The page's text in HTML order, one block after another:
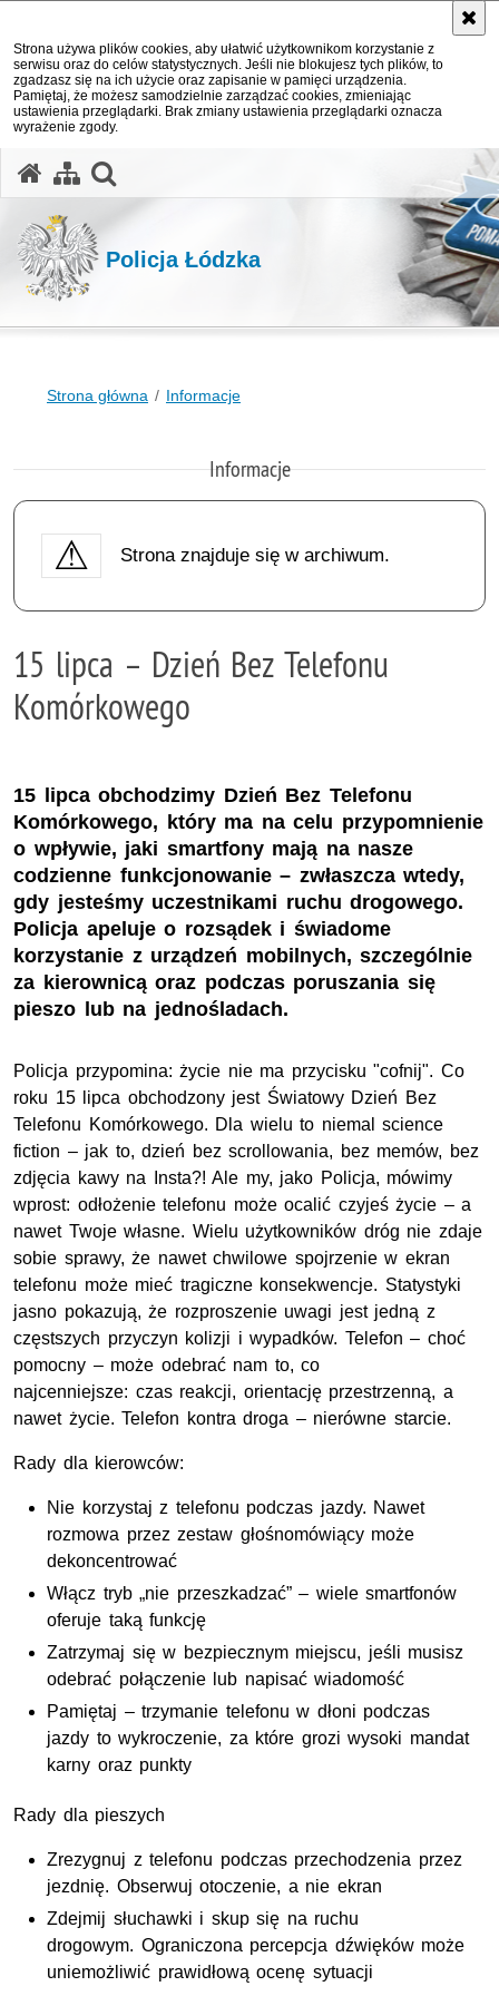
Strona używa plików cookies, aby ułatwić użytkownikom korzystanie z
serwisu oraz do celów statystycznych. Jeśli nie blokujesz tych plików, to
zgadzasz się na ich użycie oraz zapisanie w pamięci urządzenia.
Pamiętaj, że możesz samodzielnie zarządzać cookies, zmieniając
ustawienia przeglądarki. Brak zmiany ustawienia przeglądarki oznacza
wyrażenie zgody.
Policja Łódzka
Strona główna Informacje
Informacje
Strona znajduje się w archiwum.
15 lipca – Dzień Bez Telefonu
Komórkowego
15 lipca obchodzimy Dzień Bez Telefonu
Komórkowego, który ma na celu przypomnienie
o wpływie, jaki smartfony mają na nasze
codzienne funkcjonowanie – zwłaszcza wtedy,
gdy jesteśmy uczestnikami ruchu drogowego.
Policja apeluje o rozsądek i świadome
korzystanie z urządzeń mobilnych, szczególnie
za kierownicą oraz podczas poruszania się
pieszo lub na jednośladach.
Policja przypomina: życie nie ma przycisku "cofnij". Co
roku 15 lipca obchodzony jest Światowy Dzień Bez
Telefonu Komórkowego. Dla wielu to niemal science
fiction – jak to, dzień bez scrollowania, bez memów, bez
zdjęcia kawy na Insta?! Ale my, jako Policja, mówimy
wprost: odłożenie telefonu może ocalić czyjeś życie – a
nawet Twoje własne. Wielu użytkowników dróg nie zdaje
sobie sprawy, że nawet chwilowe spojrzenie w ekran
telefonu może mieć tragiczne konsekwencje. Statystyki
jasno pokazują, że rozproszenie uwagi jest jedną z
częstszych przyczyn kolizji i wypadków. Telefon – choć
pomocny – może odebrać nam to, co
najcenniejsze: czas reakcji, orientację przestrzenną, a
nawet życie. Telefon kontra droga – nierówne starcie.
Rady dla kierowców:
Nie korzystaj z telefonu podczas jazdy. Nawet
rozmowa przez zestaw głośnomówiący może
dekoncentrować
Włącz tryb „nie przeszkadzać” – wiele smartfonów
oferuje taką funkcję
Zatrzymaj się w bezpiecznym miejscu, jeśli musisz
odebrać połączenie lub napisać wiadomość
Pamiętaj – trzymanie telefonu w dłoni podczas
jazdy to wykroczenie, za które grozi wysoki mandat
karny oraz punkty
Rady dla pieszych
Zrezygnuj z telefonu podczas przechodzenia przez
jezdnię. Obserwuj otoczenie, a nie ekran
Zdejmij słuchawki i skup się na ruchu
drogowym. Ograniczona percepcja dźwięków może
uniemożliwić prawidłową ocenę sytuacji